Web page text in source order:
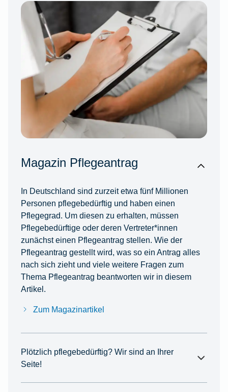
Magazin Pflegeantrag
In Deutschland sind zurzeit etwa fünf Millionen
Personen pflegebedürftig und haben einen
Pflegegrad. Um diesen zu erhalten, müssen
Pflegebedürftige oder deren Vertreter*innen
zunächst einen Pflegeantrag stellen. Wie der
Pflegeantrag gestellt wird, was so ein Antrag alles
nach sich zieht und viele weitere Fragen zum
Thema Pflegeantrag beantworten wir in diesem
Artikel.
Zum Magazinartikel
Plötzlich pflegebedürftig? Wir sind an Ihrer
Seite!